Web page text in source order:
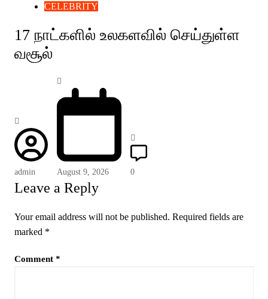
CELEBRITY
17 நாட்களில் உலகளவில் செய்துள்ள
வசூல்
admin August 9, 2026 0
Leave a Reply
Your email address will not be published. Required fields are
marked *
Comment *